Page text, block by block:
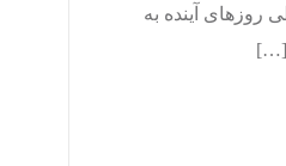
است و گوگل طی روزهای آینده به